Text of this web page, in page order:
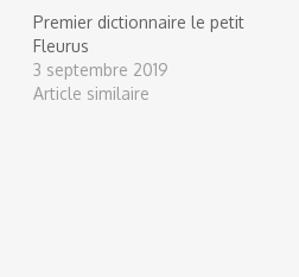
Premier dictionnaire le petit
Fleurus
3 septembre 2019
Article similaire